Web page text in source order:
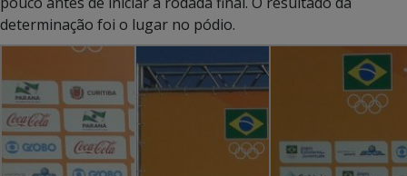
determinação foi o lugar no pódio.